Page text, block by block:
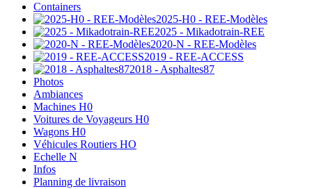
Containers
2025-H0 - REE-Modèles
2025 - Mikadotrain-REE
2020-N - REE-Modèles
2019 - REE-ACCESS
2018 - Asphaltes87
Photos
Ambiances
Machines H0
Voitures de Voyageurs H0
Wagons H0
Véhicules Routiers HO
Echelle N
Infos
Planning de livraison